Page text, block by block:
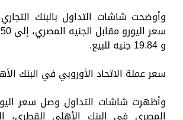
وأوضحت شاشات التداول بالبنك
و 19.84 جنيه للبيع.
سعر عملة الاتحاد الأوروبي في البنك
وأظهرت شاشات التداول وصل سعر